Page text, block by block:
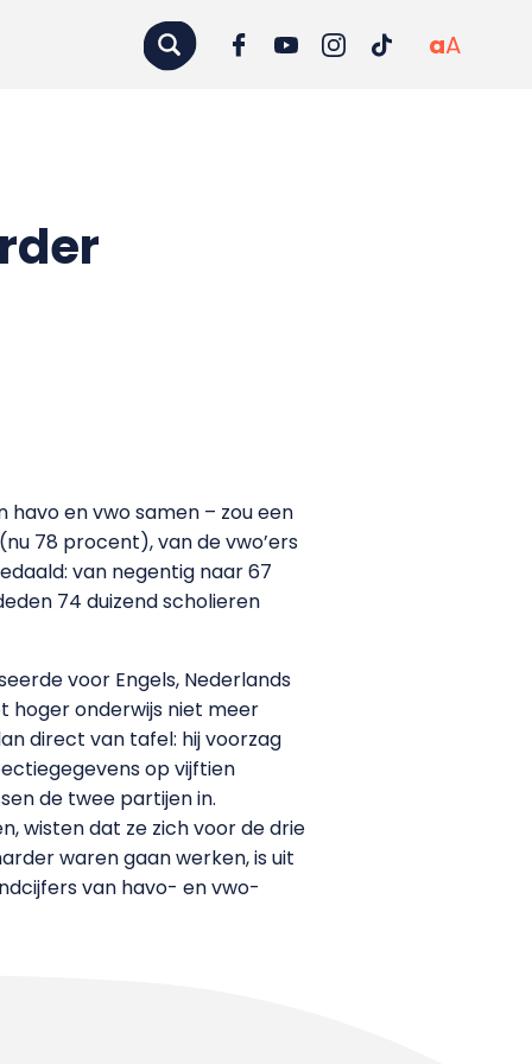
aA
en vwo samen – zou een
78 procent), van de vwo’ers
van negentig naar 67
74 duizend scholieren
voor Engels, Nederlands
hoger onderwijs niet meer
direct van tafel: hij voorzag
op vijftien
de twee partijen in.
wisten dat ze zich voor de drie
waren gaan werken, is uit
van havo- en vwo-